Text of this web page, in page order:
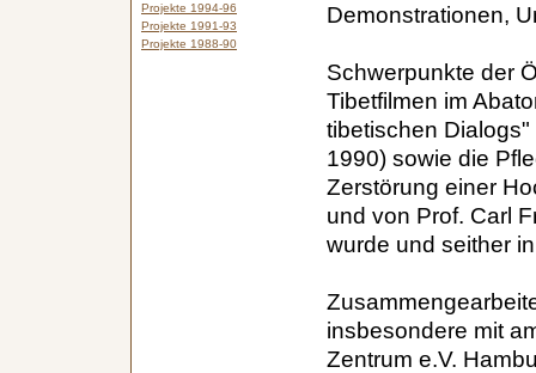
Projekte 1994-96
Projekte 1991-93
Projekte 1988-90
Demonstrationen,
Schwerpunkte der
Tibetfilmen im
tibetischen
1990) sowie die
Zerstörung einer
und von Prof. Carl
wurde und seither
insbesondere mit
Zentrum e.V.